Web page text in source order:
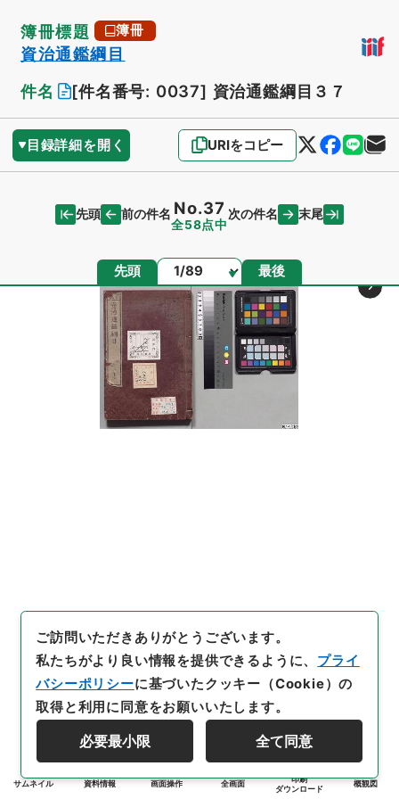
簿冊標題 簿冊
資治通鑑綱目
件名
[件名番号: 0037] 資治通鑑綱目３７
目録詳細を開く URIをコピー
先頭 前の件名 No.37
全58点中
次の件名 末尾
先頭 ページ 最後
サムネイル 資料情報 画面操作 全画面
印刷
ダウンロード
概観図
ご訪問いただきありがとうございます。
私たちがより良い情報を提供できるように、 プライ
バシーポリシーに基づいたクッキー（Cookie）の
取得と利用に同意をお願いいたします。
必要最小限 全て同意